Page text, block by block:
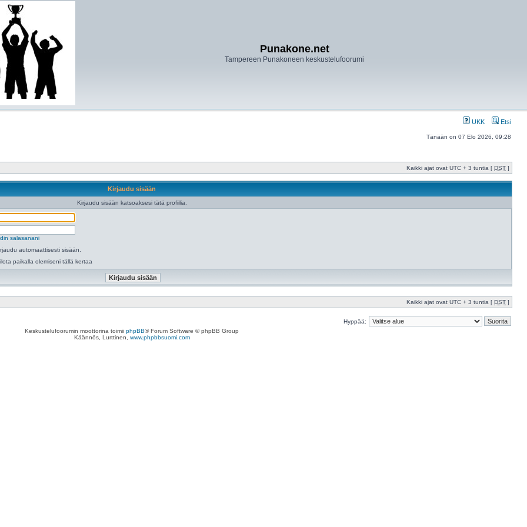
Punakone.net
Tampereen Punakoneen keskustelufoorumi
UKK Etsi
Tänään on 07 Elo 2026, 09:28
Kaikki ajat ovat UTC + 3 tuntia [ DST ]
Kirjaudu sisään
Kirjaudu sisään katsoaksesi tätä profiilia.
salasanani
automaattisesti sisään.
paikalla olemiseni tällä kertaa
Kaikki ajat ovat UTC + 3 tuntia [ DST ]
Hyppää:
Keskustelufoorumin moottorina toimii phpBB® Forum Software © phpBB Group
Käännös, Lurttinen, www.phpbbsuomi.com